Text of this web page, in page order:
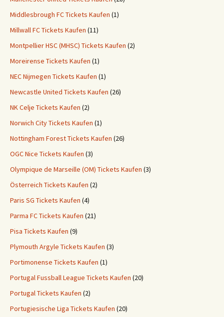
Middlesbrough FC Tickets Kaufen (1)
Millwall FC Tickets Kaufen (11)
Montpellier HSC (MHSC) Tickets Kaufen (2)
Moreirense Tickets Kaufen (1)
NEC Nijmegen Tickets Kaufen (1)
Newcastle United Tickets Kaufen (26)
NK Celje Tickets Kaufen (2)
Norwich City Tickets Kaufen (1)
Nottingham Forest Tickets Kaufen (26)
OGC Nice Tickets Kaufen (3)
Olympique de Marseille (OM) Tickets Kaufen (3)
Österreich Tickets Kaufen (2)
Paris SG Tickets Kaufen (4)
Parma FC Tickets Kaufen (21)
Pisa Tickets Kaufen (9)
Plymouth Argyle Tickets Kaufen (3)
Portimonense Tickets Kaufen (1)
Portugal Fussball League Tickets Kaufen (20)
Portugal Tickets Kaufen (2)
Portugiesische Liga Tickets Kaufen (20)